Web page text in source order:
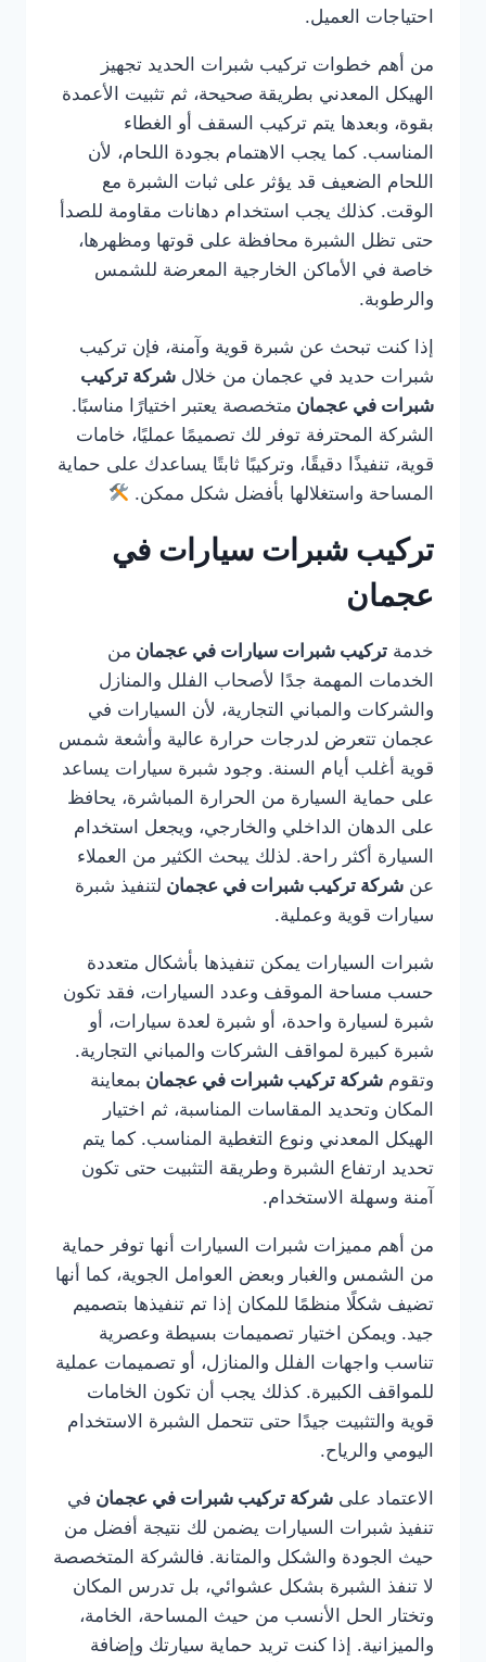
احتياجات العميل.
من أهم خطوات تركيب شبرات الحديد تجهيز
الهيكل المعدني بطريقة صحيحة، ثم تثبيت الأعمدة
بقوة، وبعدها يتم تركيب السقف أو الغطاء
المناسب. كما يجب الاهتمام بجودة اللحام، لأن
اللحام الضعيف قد يؤثر على ثبات الشبرة مع
الوقت. كذلك يجب استخدام دهانات مقاومة للصدأ
حتى تظل الشبرة محافظة على قوتها ومظهرها،
خاصة في الأماكن الخارجية المعرضة للشمس
والرطوبة.
إذا كنت تبحث عن شبرة قوية وآمنة، فإن تركيب
شبرات حديد في عجمان من خلال شركة تركيب
شبرات في عجمان متخصصة يعتبر اختيارًا مناسبًا.
الشركة المحترفة توفر لك تصميمًا عمليًا، خامات
قوية، تنفيذًا دقيقًا، وتركيبًا ثابتًا يساعدك على حماية
المساحة واستغلالها بأفضل شكل ممكن.
تركيب شبرات سيارات في
عجمان
خدمة تركيب شبرات سيارات في عجمان من
الخدمات المهمة جدًا لأصحاب الفلل والمنازل
والشركات والمباني التجارية، لأن السيارات في
عجمان تتعرض لدرجات حرارة عالية وأشعة شمس
قوية أغلب أيام السنة. وجود شبرة سيارات يساعد
على حماية السيارة من الحرارة المباشرة، يحافظ
على الدهان الداخلي والخارجي، ويجعل استخدام
السيارة أكثر راحة. لذلك يبحث الكثير من العملاء
عن شركة تركيب شبرات في عجمان لتنفيذ شبرة
سيارات قوية وعملية.
شبرات السيارات يمكن تنفيذها بأشكال متعددة
حسب مساحة الموقف وعدد السيارات، فقد تكون
شبرة لسيارة واحدة، أو شبرة لعدة سيارات، أو
شبرة كبيرة لمواقف الشركات والمباني التجارية.
وتقوم شركة تركيب شبرات في عجمان بمعاينة
المكان وتحديد المقاسات المناسبة، ثم اختيار
الهيكل المعدني ونوع التغطية المناسب. كما يتم
تحديد ارتفاع الشبرة وطريقة التثبيت حتى تكون
آمنة وسهلة الاستخدام.
من أهم مميزات شبرات السيارات أنها توفر حماية
من الشمس والغبار وبعض العوامل الجوية، كما أنها
تضيف شكلًا منظمًا للمكان إذا تم تنفيذها بتصميم
جيد. ويمكن اختيار تصميمات بسيطة وعصرية
تناسب واجهات الفلل والمنازل، أو تصميمات عملية
للمواقف الكبيرة. كذلك يجب أن تكون الخامات
قوية والتثبيت جيدًا حتى تتحمل الشبرة الاستخدام
اليومي والرياح.
الاعتماد على شركة تركيب شبرات في عجمان في
تنفيذ شبرات السيارات يضمن لك نتيجة أفضل من
حيث الجودة والشكل والمتانة. فالشركة المتخصصة
لا تنفذ الشبرة بشكل عشوائي، بل تدرس المكان
وتختار الحل الأنسب من حيث المساحة، الخامة،
والميزانية. إذا كنت تريد حماية سيارتك وإضافة